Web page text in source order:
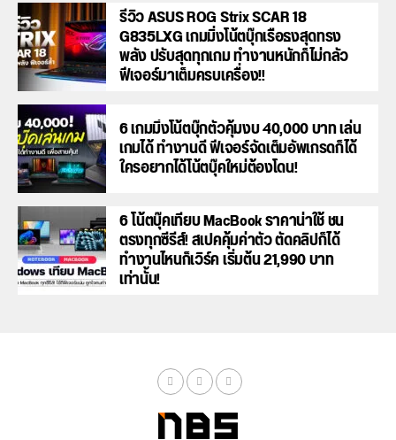
รีวิว ASUS ROG Strix SCAR 18
G835LXG เกมมิ่งโน้ตบุ๊กเรือธงสุดทรง
พลัง ปรับสุดทุกเกม ทำงานหนักก็ไม่กลัว
ฟีเจอร์มาเต็มครบเครื่อง!!
6 เกมมิ่งโน้ตบุ๊กตัวคุ้มงบ 40,000 บาท เล่น
เกมได้ ทำงานดี ฟีเจอร์จัดเต็มอัพเกรดก็ได้
ใครอยากได้โน้ตบุ๊คใหม่ต้องโดน!
6 โน้ตบุ๊คเทียบ MacBook ราคาน่าใช้ ชน
ตรงทุกซีรีส์! สเปคคุ้มค่าตัว ตัดคลิปก็ได้
ทำงานไหนก็เวิร์ค เริ่มต้น 21,990 บาท
เท่านั้น!